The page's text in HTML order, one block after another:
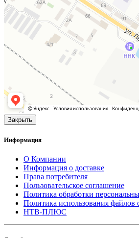
Закрыть
Информация
О Компании
Информация о доставке
Права потребителя
Пользовательское соглашение
Политика обработки
Политика использования файлов
НТВ-ПЛЮС